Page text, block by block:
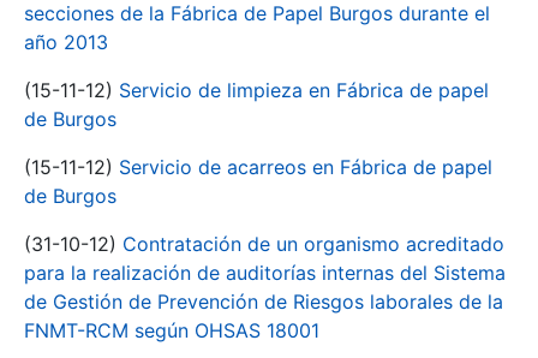
secciones de la Fábrica de Papel Burgos durante el
año 2013
(15-11-12) Servicio de limpieza en Fábrica de papel
de Burgos
(15-11-12) Servicio de acarreos en Fábrica de papel
de Burgos
(31-10-12) Contratación de un organismo acreditado
para la realización de auditorías internas del Sistema
de Gestión de Prevención de Riesgos laborales de la
FNMT-RCM según OHSAS 18001